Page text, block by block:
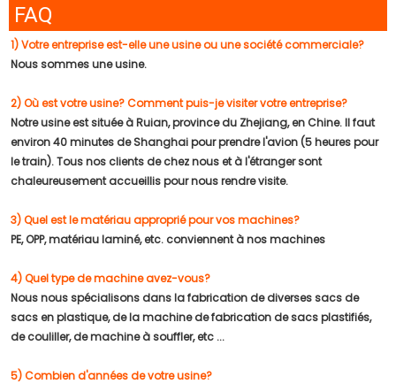
FAQ
1) Votre entreprise est-elle une usine ou une société commerciale?
Nous sommes une usine.
2) Où est votre usine? Comment puis-je visiter votre entreprise?
Notre usine est située à Ruian, province du Zhejiang, en Chine. Il faut
environ 40 minutes de Shanghai pour prendre l'avion (5 heures pour
le train). Tous nos clients de chez nous et à l'étranger sont
chaleureusement accueillis pour nous rendre visite.
3) Quel est le matériau approprié pour vos machines?
PE, OPP, matériau laminé, etc. conviennent à nos machines
4) Quel type de machine avez-vous?
Nous nous spécialisons dans la fabrication de diverses sacs de
sacs en plastique, de la machine de fabrication de sacs plastifiés,
de couliller, de machine à souffler, etc ...
5) Combien d'années de votre usine?